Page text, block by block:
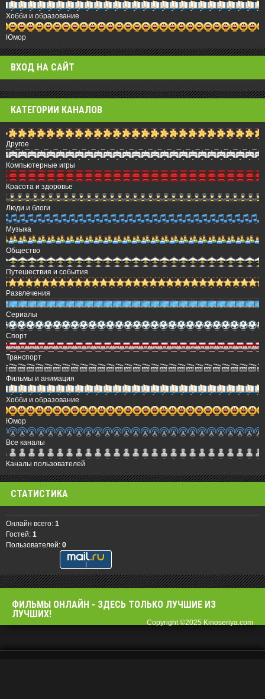
Хобби и образование
Юмор
ВХОД НА САЙТ
КАТЕГОРИИ КАНАЛОВ
Другое
Компьютерные игры
Красота и здоровье
Люди и блоги
Музыка
Общество
Путешествия и события
Развлечения
Сериалы
Спорт
Транспорт
Фильмы и анимация
Хобби и образование
Юмор
Все каналы
Каналы пользователей
СТАТИСТИКА
Онлайн всего: 1
Гостей: 1
Пользователей: 0
ФИЛЬМЫ OНЛАЙН - ЗДЕСЬ ТОЛЬКО ЛУЧШИЕ ИЗ
ЛУЧШИХ!
Copyright ©2025 Kinoseriya.com